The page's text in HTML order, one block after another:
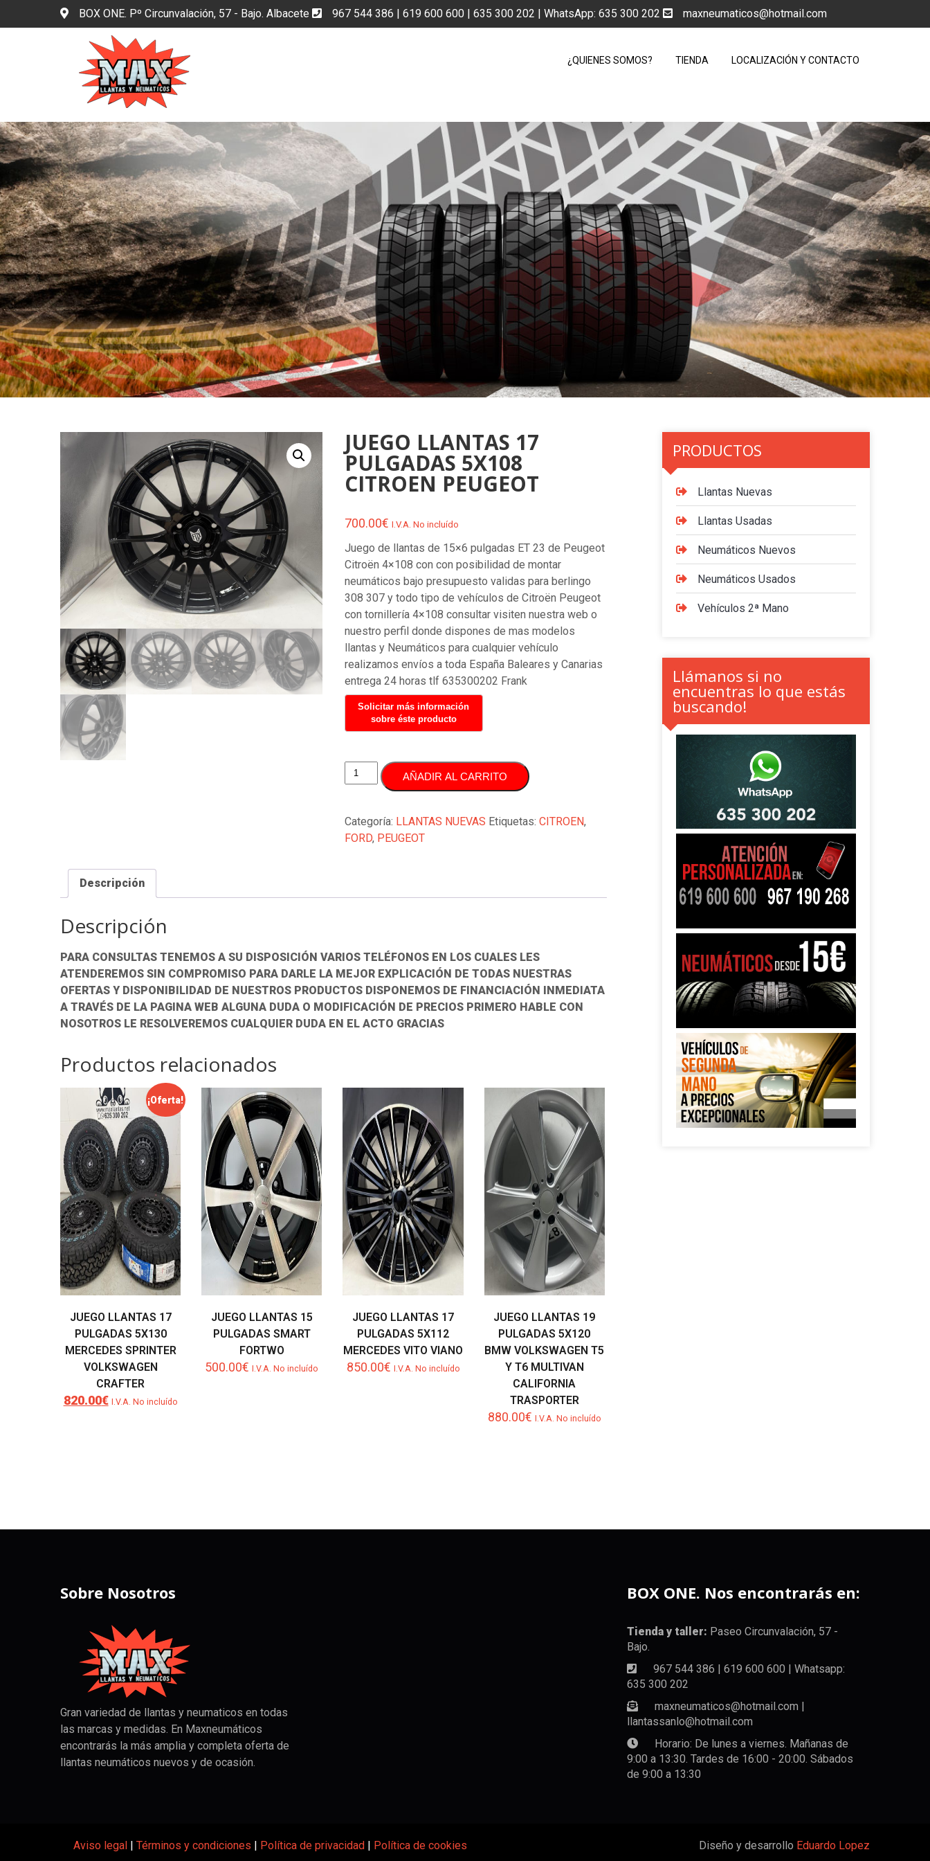
BOX ONE. Pº Circunvalación, 57 - Bajo. Albacete 967 544 386 | 619 600 600 | 635 300 202 | WhatsApp: 635 300 202 maxneumaticos@hotmail.com
¿QUIENES SOMOS? TIENDA LOCALIZACIÓN Y CONTACTO
JUEGO LLANTAS 17
PULGADAS 5X108
CITROEN PEUGEOT
700.00€ I.V.A. No incluído
Juego de llantas de 15×6 pulgadas ET 23 de Peugeot
Citroën 4×108 con con posibilidad de montar
neumáticos bajo presupuesto validas para berlingo
308 307 y todo tipo de vehículos de Citroën Peugeot
con tornillería 4×108 consultar visiten nuestra web o
nuestro perfil donde dispones de mas modelos
llantas y Neumáticos para cualquier vehículo
realizamos envíos a toda España Baleares y Canarias
entrega 24 horas tlf 635300202 Frank
JUEGO
LLANTAS
PULGADAS
5X108
AÑADIR AL CARRITO
Categoría: LLANTAS NUEVAS Etiquetas: CITROEN,
FORD, PEUGEOT
Descripción
Descripción
PARA CONSULTAS TENEMOS A SU DISPOSICIÓN VARIOS TELÉFONOS EN LOS CUALES LES
ATENDEREMOS SIN COMPROMISO PARA DARLE LA MEJOR EXPLICACIÓN DE TODAS NUESTRAS
OFERTAS Y DISPONIBILIDAD DE NUESTROS PRODUCTOS DISPONEMOS DE FINANCIACIÓN INMEDIATA
A TRAVÉS DE LA PAGINA WEB ALGUNA DUDA O MODIFICACIÓN DE PRECIOS PRIMERO HABLE CON
NOSOTROS LE RESOLVEREMOS CUALQUIER DUDA EN EL ACTO GRACIAS
Productos relacionados
¡Oferta!
JUEGO LLANTAS 17
PULGADAS 5X130
MERCEDES SPRINTER
VOLKSWAGEN
CRAFTER
El
820.00€ElI.V.A. No incluído
JUEGO LLANTAS 15
PULGADAS SMART
FORTWO
500.00€ I.V.A. No incluído
JUEGO LLANTAS 17
PULGADAS 5X112
MERCEDES VITO VIANO
850.00€ I.V.A. No incluído
JUEGO LLANTAS 19
PULGADAS 5X120
BMW VOLKSWAGEN T5
Y T6 MULTIVAN
CALIFORNIA
TRASPORTER
880.00€ I.V.A. No incluído
PRODUCTOS
Llantas Nuevas
Llantas Usadas
Neumáticos Nuevos
Neumáticos Usados
Vehículos 2ª Mano
Llámanos si no
encuentras lo que estás
buscando!
Sobre Nosotros
Gran variedad de llantas y neumaticos en todas
las marcas y medidas. En Maxneumáticos
encontrarás la más amplia y completa oferta de
llantas neumáticos nuevos y de ocasión.
BOX ONE. Nos encontrarás en:
Tienda y taller: Paseo Circunvalación, 57 -
Bajo.
967 544 386 | 619 600 600 | Whatsapp:
635 300 202
maxneumaticos@hotmail.com |
llantassanlo@hotmail.com
Horario: De lunes a viernes. Mañanas de
9:00 a 13:30. Tardes de 16:00 - 20:00. Sábados
de 9:00 a 13:30
Aviso legal Términos y condiciones Política de privacidad Política de cookies Diseño y desarrollo Eduardo Lopez